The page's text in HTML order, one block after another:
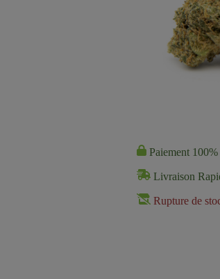
Paiement 100%
Livraison
Rupture de